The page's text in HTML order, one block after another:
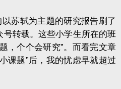
苏轼为主题的研究报告刷了
号转载。这些小学生所在的班
，个个会研究”。而看完文章
课题”后，我的忧虑早就超过